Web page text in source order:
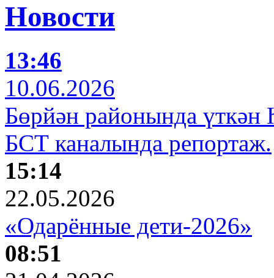
Новости
13:46
10.06.2026
Бөрйән районында үткән
БСТ каналында репортаж.
15:14
22.05.2026
«Одарённые дети-2026»
08:51